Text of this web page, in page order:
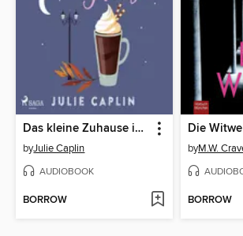
Das kleine Zuhause in Prag
byJulie Caplin
AUDIOBOOK
BORROW
Die Witwe
byM.W.
BORROW